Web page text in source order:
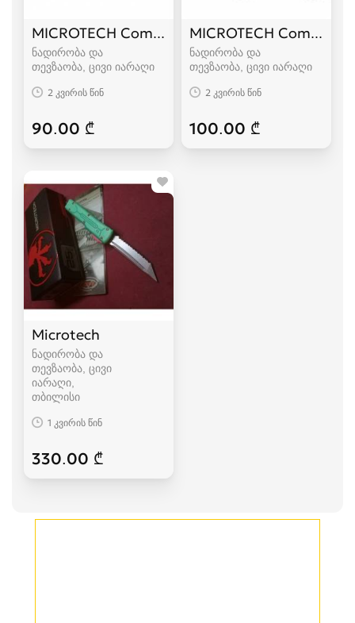
MICROTECH Combat Troodon
ნადირობა და
თევზაობა, ცივი იარაღი
2 კვირის წინ
90.00 ₾
MICROTECH Combat
ნადირობა და
თევზაობა, ცივი იარაღი
2 კვირის წინ
100.00 ₾
Microtech
ნადირობა და
თევზაობა, ცივი
იარაღი
თბილისი
1 კვირის წინ
330.00 ₾